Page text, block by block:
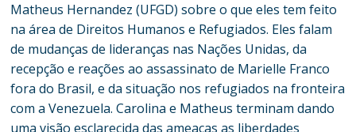
Matheus Hernandez (UFGD) sobre o que eles tem feito
na área de Direitos Humanos e Refugiados. Eles falam
de mudanças de lideranças nas Nações Unidas, da
recepção e reações ao assassinato de Marielle Franco
fora do Brasil, e da situação nos refugiados na fronteira
com a Venezuela. Carolina e Matheus terminam dando
uma visão esclarecida das ameaças as liberdades